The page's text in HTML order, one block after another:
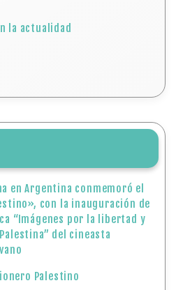
la actualidad
en Argentina conmemoró el
con la inauguración de
“Imágenes por la libertad y
del cineasta
Palestino